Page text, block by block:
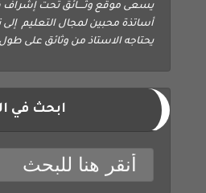
يسعى موقع وثــــائق تحت
أساتذة محبين لمجال التعليم إلى
يحتاجه الاستاذ من وثائق على
ابحث في